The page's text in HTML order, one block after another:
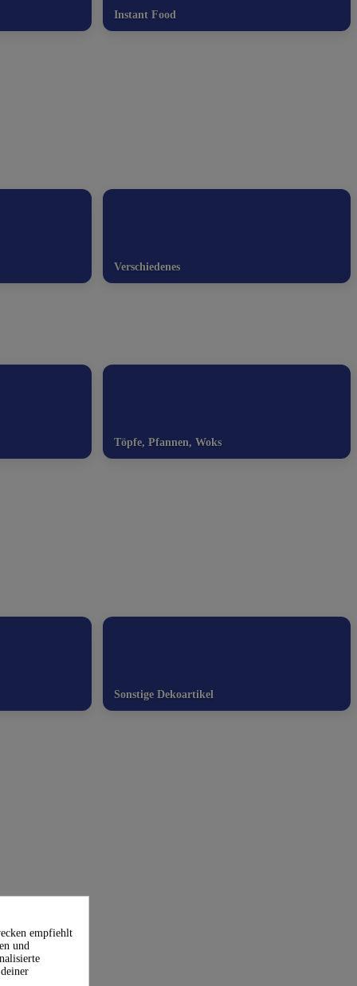
Instant Food
Verschiedenes
Töpfe, Pfannen, Woks
Sonstige Dekoartikel
empfiehlt
und